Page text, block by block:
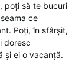
poți să te bucuri
ce
Poți, în sfârșit,
doresc
și ei o vacanță.